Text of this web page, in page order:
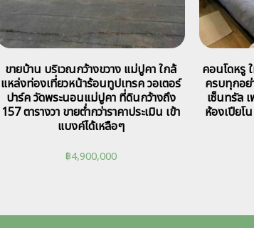
ขายบ้าน บริเวณกว้างขวาง แม่ปูคา ใกล้
แหล่งท่องเที่ยวหน้าร้อนทูปเทรค วอเตอร์
ปาร์ค วัดพระนอนแม่ปูคา ที่ดินกว้างถึง
157 ตารางวา ขายต่ำกว่าราคาประเมิน เข้า
แบงค์ได้เหลือๆ
฿4,900,000
คอนโดหรู
ครบทุกอย่
เซ็นทรัล
ห้องเปียโ